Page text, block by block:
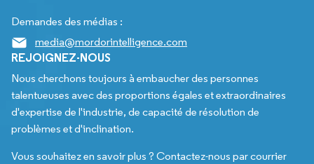
Demandes des médias :
media@mordorintelligence.com
REJOIGNEZ-NOUS
Nous cherchons toujours à embaucher des personnes
talentueuses avec des proportions égales et extraordinaires
d'expertise de l'industrie, de capacité de résolution de
problèmes et d'inclination.
Vous souhaitez en savoir plus ? Contactez-nous par courrier